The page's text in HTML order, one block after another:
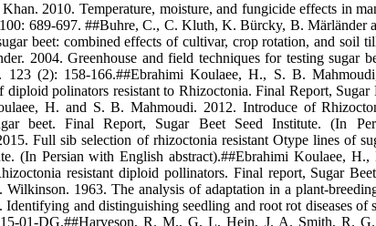
2010. Temperature, moisture, and fungicide effects in
689-697. ##Buhre, C., C. Kluth, K. Bürcky, B. Märländer
beet: combined effects of cultivar, crop rotation, and soil
2004. Greenhouse and field techniques for testing sugar
123 (2): 158-166.##Ebrahimi Koulaee, H., S. B.
polinators resistant to Rhizoctonia. Final Report, Sugar
H. and S. B. Mahmoudi. 2012. Introduce of
beet. Final Report, Sugar Beet Seed Institute. (In
Full sib selection of rhizoctonia resistant Otype lines of
(In Persian with English abstract).##Ebrahimi Koulaee,
resistant diploid pollinators. Final report, Sugar
1963. The analysis of adaptation in a plant-
and distinguishing seedling and root rot diseases of
01-DG.##Harveson, R. M., G. L. Hein, J. A. Smith, R.